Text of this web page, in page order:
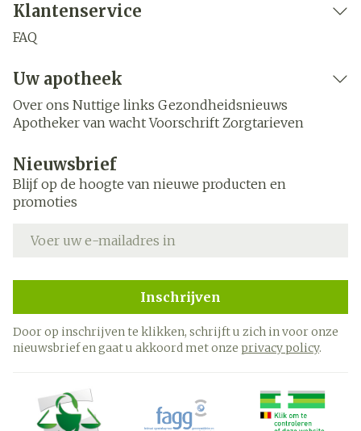
Klantenservice
FAQ
Uw apotheek
Over ons Nuttige links Gezondheidsnieuws
Apotheker van wacht Voorschrift Zorgtarieven
Nieuwsbrief
Blijf op de hoogte van nieuwe producten en
promoties
Inschrijven
Door op inschrijven te klikken, schrijft u zich in voor onze
nieuwsbrief en gaat u akkoord met onze privacy policy.